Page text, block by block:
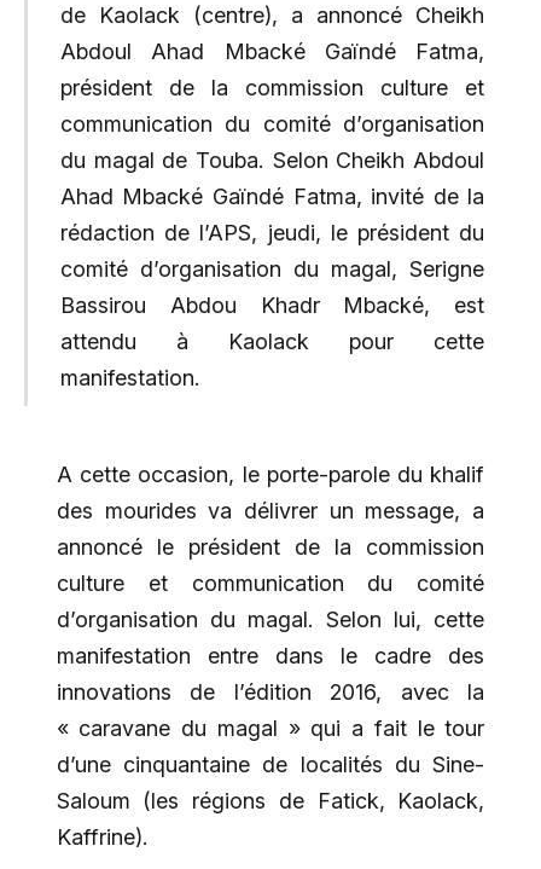
de Kaolack (centre), a annoncé Cheikh
Abdoul Ahad Mbacké Gaïndé Fatma,
président de la commission culture et
communication du comité d’organisation
du magal de Touba. Selon Cheikh Abdoul
Ahad Mbacké Gaïndé Fatma, invité de la
rédaction de l’APS, jeudi, le président du
comité d’organisation du magal, Serigne
Bassirou Abdou Khadr Mbacké, est
attendu à Kaolack pour cette
manifestation.
A cette occasion, le porte-parole du khalif
des mourides va délivrer un message, a
annoncé le président de la commission
culture et communication du comité
d’organisation du magal. Selon lui, cette
manifestation entre dans le cadre des
innovations de l’édition 2016, avec la
« caravane du magal » qui a fait le tour
d’une cinquantaine de localités du Sine-
Saloum (les régions de Fatick, Kaolack,
Kaffrine).